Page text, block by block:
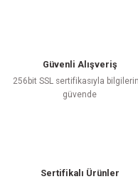
Güvenli Alışveriş
256bit SSL sertifikasıyla
güvende
Sertifikalı Ürünler